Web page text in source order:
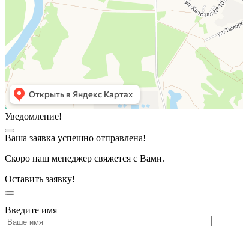
Уведомление!
Ваша заявка успешно отправлена!
Скоро наш менеджер свяжется с Вами.
Оставить заявку!
Введите имя